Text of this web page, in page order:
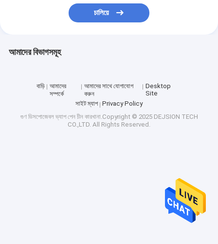
চালিয়ে
আমাদের বিভাগসমূহ
বাড়ি
আমাদের
সম্পর্কে
আমাদের সাথে যোগাযোগ
করুন
Desktop
Site
সাইট ম্যাপ
Privacy Policy
গুণ ডিসপোজেবল ভ্যাপ পেনচীন কারখানা.Copyright © 2025 DEJSION TECH
CO.,LTD. All Rights Reserved.